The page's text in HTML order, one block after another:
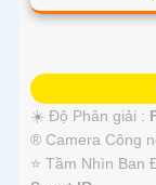
☀️ Độ Phân giải :
®️ Camera Công
⭐ Tầm Nhìn Ban